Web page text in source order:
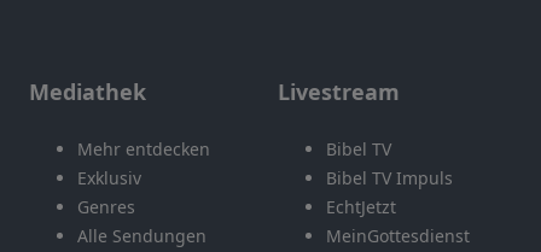
Mediathek
Mehr entdecken
Exklusiv
Genres
Alle Sendungen
Livestream
Bibel TV
Bibel TV Impuls
EchtJetzt
MeinGottesdienst